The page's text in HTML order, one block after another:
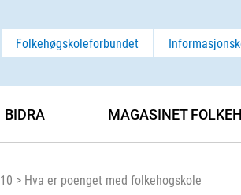
Folkehøgskoleforbundet
10 > Hva er poenget med folkehogskole
BIDRA MAGASINET